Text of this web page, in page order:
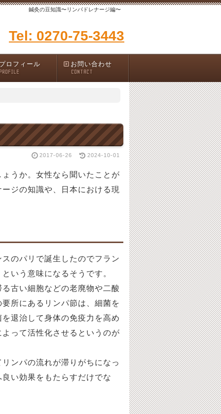
鍼灸の豆知識〜リンパドレナージ編〜
Tel: 0270-75-3443
ロフィール お問い合わせ
CONTACT
2017-06-26 2024-10-01
うか。女性なら聞いたことが
ジの知識や、日本における現
のパリで誕生したのでフラン
いう意味になるそうです。
古い細胞などの老廃物や二酸
所にあるリンパ節は、細菌を
退治して身体の免疫力を高め
って活性化させるというのが
ンパの流れが滞りがちになっ
い効果をもたらすだけでな